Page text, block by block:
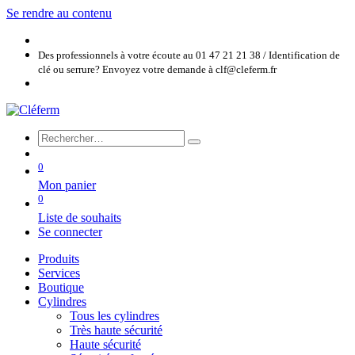
Se rendre au contenu
Des professionnels à votre écoute au 01 47 21 21 38 / Identification de
clé ou serrure? Envoyez votre demande à clf@cleferm.fr
0
Mon panier
0
Liste de souhaits
Se connecter
Produits
Services
Boutique
Cylindres
Tous les cylindres
Très haute sécurité
Haute sécurité